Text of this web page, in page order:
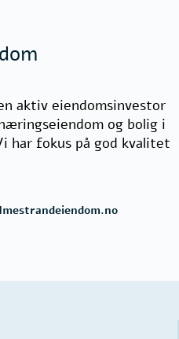
aktiv eiendomsinvestor
og bolig i
har fokus på god kvalitet